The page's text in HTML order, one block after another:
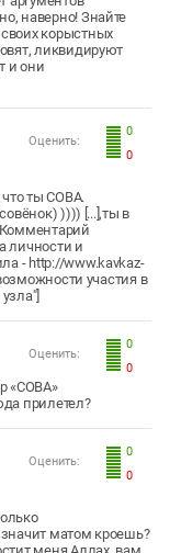
наверно! Знайте
корыстных
ликвидируют
и они
0
0
Оценить:
ты СОВА.
)))) [...],ты в
личности и
- http://www.kavkaz-
участия в
0
0
Оценить:
«СОВА»
прилетел?
0
0
Оценить:
матом кроешь?